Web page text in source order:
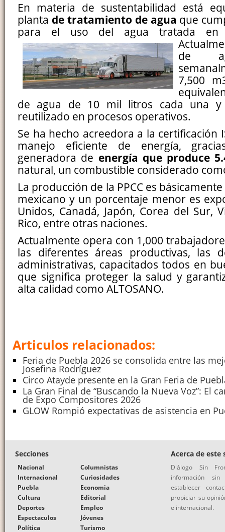
En materia de sustentabilidad está
planta de tratamiento de agua que
para el uso del agua tratada en
de
7,500
de agua de 10 mil litros cada una y
reutilizado en procesos operativos.
Se ha hecho acreedora a la certificación
manejo eficiente de energía,
generadora de energía que produce
natural, un combustible considerado
La producción de la PPCC es
mexicano y un porcentaje menor es
Unidos, Canadá, Japón, Corea del Sur,
Rico, entre otras naciones.
Actualmente opera con 1,000
las diferentes áreas productivas, las
administrativas, capacitados todos en
que significa proteger la salud y
alta calidad como ALTOSANO.
Articulos relacionados:
Feria de Puebla 2026 se consolida entre las
Josefina Rodríguez
Circo Atayde presente en la Gran Feria de
La Gran Final de “Buscando la Nueva Voz”: El
de Expo Compositores 2026
GLOW Rompió expectativas de asistencia en
Secciones
Nacional
Internacional
Puebla
Cultura
Deportes
Espectaculos
Política
Columnistas
Curiosidades
Economia
Editorial
Empleo
Jóvenes
Turismo
Acerca de este
Diálogo Sin
información sin
establecer
propiciar su
e internacional.